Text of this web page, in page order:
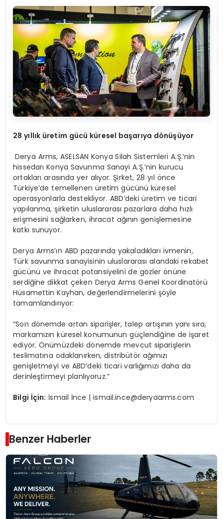
28 yıllık üretim gücü küresel başarıya dönüşüyor
Derya Arms, ASELSAN Konya Silah Sistemleri A.Ş.’nin
hissedarı Konya Savunma Sanayi A.Ş.’nin kurucu
ortakları arasında yer alıyor. Şirket, 28 yıl önce
Türkiye’de temellenen üretim gücünü küresel
operasyonlarla destekliyor. ABD’deki üretim ve ticari
yapılanma, şirketin uluslararası pazarlara daha hızlı
erişmesini sağlarken, ihracat ağının genişlemesine
katkı sunuyor.
Derya Arms’ın ABD pazarında yakaladıkları ivmenin,
Türk savunma sanayisinin uluslararası alandaki rekabet
gücünü ve ihracat potansiyelini de gözler önüne
serdiğine dikkat çeken Derya Arms Genel Koordinatörü
Hüsamettin Kayhan, değerlendirmelerini şöyle
tamamlandırıyor:
“Son dönemde artan siparişler, talep artışının yanı sıra,
markamızın küresel konumunun güçlendiğine de işaret
ediyor. Önümüzdeki dönemde mevcut siparişlerin
teslimatına odaklanırken, distribütör ağımızı
genişletmeyi ve ABD’deki ticari varlığımızı daha da
derinleştirmeyi planlıyoruz.”
Bilgi İçin: İsmail İnce |ismail.ince@deryaarms.com
Benzer Haberler